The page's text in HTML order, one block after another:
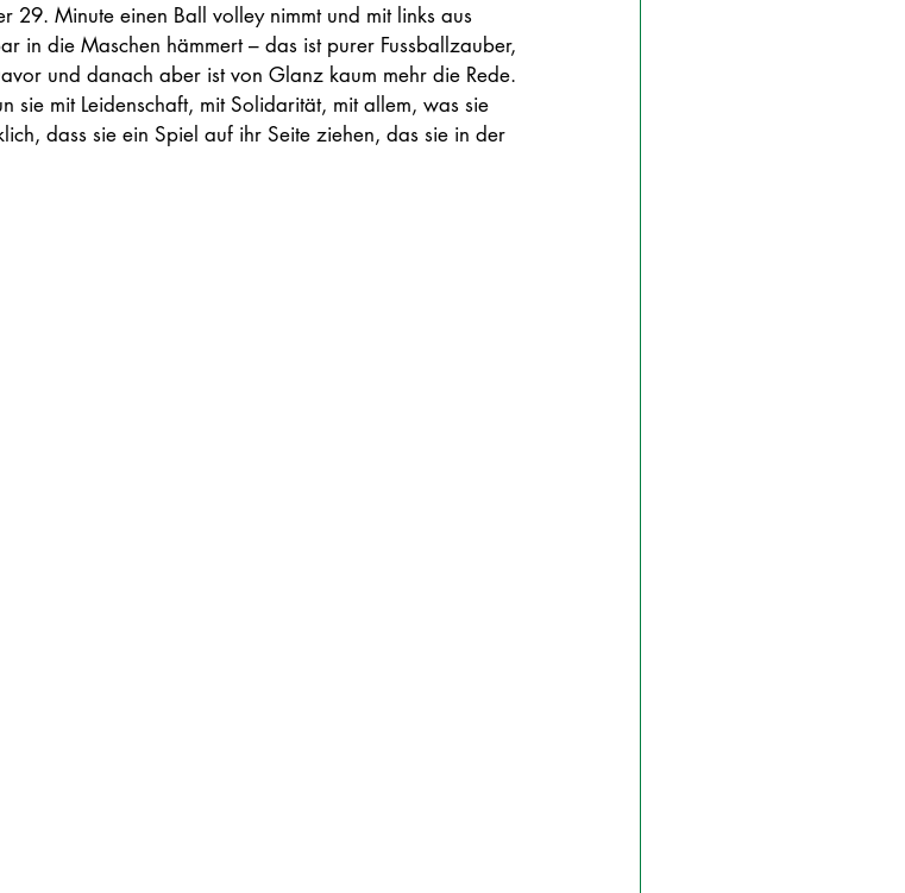
29. Minute einen Ball volley nimmt und mit links aus
in die Maschen hämmert – das ist purer Fussballzauber,
und danach aber ist von Glanz kaum mehr die Rede.
sie mit Leidenschaft, mit Solidarität, mit allem, was sie
dass sie ein Spiel auf ihr Seite ziehen, das sie in der